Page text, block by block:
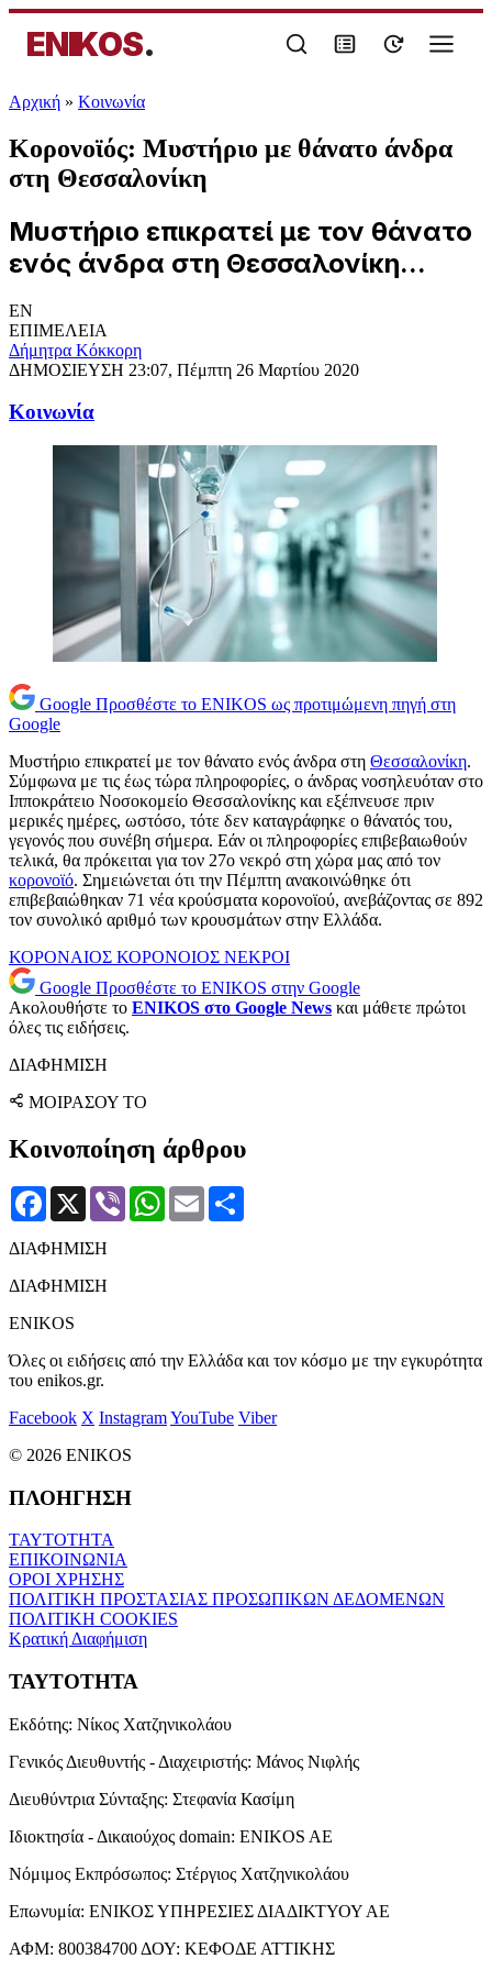
ENIKOS.
Αρχική » Κοινωνία
Κορονοϊός: Μυστήριο με θάνατο άνδρα
στη Θεσσαλονίκη
Μυστήριο επικρατεί με τον θάνατο
ενός άνδρα στη Θεσσαλονίκη...
EN
ΕΠΙΜΕΛΕΙΑ
Δήμητρα Κόκκορη
ΔΗΜΟΣΙΕΥΣΗ 23:07, Πέμπτη 26 Μαρτίου 2020
Κοινωνία
Google Προσθέστε το ENIKOS ως προτιμώμενη πηγή στη
Google
Μυστήριο επικρατεί με τον θάνατο ενός άνδρα στη Θεσσαλονίκη.
Σύμφωνα με τις έως τώρα πληροφορίες, ο άνδρας νοσηλευόταν στο
Ιπποκράτειο Νοσοκομείο Θεσσαλονίκης και εξέπνευσε πριν
μερικές ημέρες, ωστόσο, τότε δεν καταγράφηκε ο θάνατός του,
γεγονός που συνέβη σήμερα. Εάν οι πληροφορίες επιβεβαιωθούν
τελικά, θα πρόκειται για τον 27ο νεκρό στη χώρα μας από τον
κορονοϊό. Σημειώνεται ότι την Πέμπτη ανακοινώθηκε ότι
επιβεβαιώθηκαν 71 νέα κρούσματα κορονοϊού, ανεβάζοντας σε 892
τον συνολικό αριθμό των κρουσμάτων στην Ελλάδα.
ΚΟΡΟΝΑΙΟΣ ΚΟΡΟΝΟΙΟΣ ΝΕΚΡΟΙ
Google Προσθέστε το ENIKOS στην Google
Ακολουθήστε το ENIKOS στο Google News και μάθετε πρώτοι
όλες τις ειδήσεις.
ΔΙΑΦΗΜΙΣΗ
ΜΟΙΡΑΣΟΥ ΤΟ
Κοινοποίηση άρθρου
Facebook
X Viber WhatsApp
Email
ΔΙΑΦΗΜΙΣΗ
ΔΙΑΦΗΜΙΣΗ
ENIKOS
Όλες οι ειδήσεις από την Ελλάδα και τον κόσμο με την εγκυρότητα
του enikos.gr.
Facebook X InstagramYouTube Viber
© 2026 ENIKOS
ΠΛΟΗΓΗΣΗ
ΤΑΥΤΟΤΗΤΑ
ΕΠΙΚΟΙΝΩΝΙΑ
ΟΡΟΙ ΧΡΗΣΗΣ
ΠΟΛΙΤΙΚΗ ΠΡΟΣΤΑΣΙΑΣ ΠΡΟΣΩΠΙΚΩΝ ΔΕΔΟΜΕΝΩΝ
ΠΟΛΙΤΙΚΗ COOKIES
Κρατική Διαφήμιση
ΤΑΥΤΟΤΗΤΑ
Εκδότης: Νίκος Χατζηνικολάου
Γενικός Διευθυντής - Διαχειριστής: Μάνος Νιφλής
Διευθύντρια Σύνταξης: Στεφανία Κασίμη
Ιδιοκτησία - Δικαιούχος domain: ENIKOS AE
Νόμιμος Εκπρόσωπος: Στέργιος Χατζηνικολάου
Επωνυμία: ΕΝΙΚΟΣ ΥΠΗΡΕΣΙΕΣ ΔΙΑΔΙΚΤΥΟΥ ΑΕ
ΑΦΜ: 800384700 ΔΟΥ: ΚΕΦΟΔΕ ΑΤΤΙΚΗΣ